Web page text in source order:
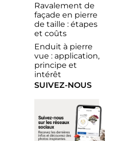
Ravalement de
façade en pierre
de taille : étapes
et coûts
Enduit à pierre
vue : application,
principe et
intérêt
SUIVEZ-NOUS